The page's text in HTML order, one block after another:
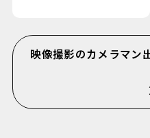
映像撮影のカメラマン